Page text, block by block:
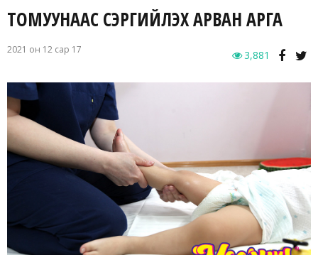
ТОМУУНААС СЭРГИЙЛЭХ АРВАН АРГА
2021 он 12 сар 17 3,881